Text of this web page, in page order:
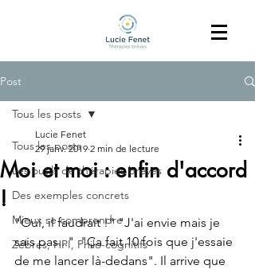
Post
Tous les posts
Les outils de thérapies brèves
Des exemples concrets
Mieux se comprendre
Zèbres, HPI, Philo-cognitifs
Tous les posts
Moi et moi : enfin d'accord
!
Lucie Fenet
29 janv. 2019 2 min de lecture
"Oui, il faudrait !" "J'ai envie mais je
sais pas..."  "Ça fait 10 fois que j'essaie
de me lancer là-dedans". Il arrive que